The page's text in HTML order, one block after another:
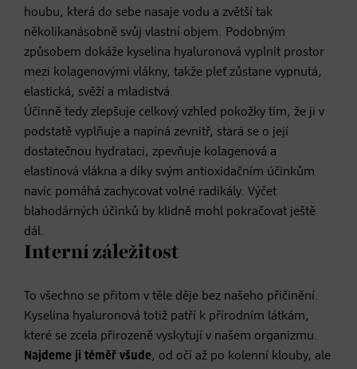
houbu, která do sebe nasaje vodu a zvětší tak
několikanásobně svůj vlastní objem. Podobným
způsobem dokáže kyselina hyaluronová vyplnit prostor
mezi kolagenovými vlákny, takže pleť zůstane vypnutá,
elastická, svěží a mladistvá.
Účinně tedy zlepšuje celkový vzhled pokožky tím, že ji v
podstatě vyplňuje a napíná zevnitř, stará se o její
dostatečnou hydrataci, zpevňuje kolagenová a
elastinová vlákna a díky svým antioxidačním účinkům
navíc pomáhá zachycovat volné radikály. Výčet
blahodárných účinků by klidně mohl pokračovat ještě
dál.
Interní záležitost
To všechno se přitom v těle děje bez našeho přičinění.
Kyselina hyaluronová totiž patří k přírodním látkám,
které se zcela přirozeně vyskytují v našem organizmu.
Najdeme ji téměř všude, od očí až po kolenní klouby, ale